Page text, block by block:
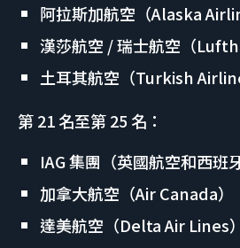
阿拉斯加航空（Alaska
漢莎航空 / 瑞士航空（
土耳其航空（Turkish
第 21 名至第 25 名：
IAG 集團（英國航空和西班
加拿大航空（Air Canada）
達美航空（Delta Air Lines）